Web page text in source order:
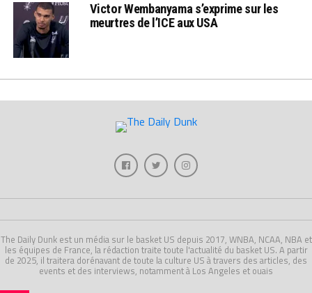
Victor Wembanyama s’exprime sur les
meurtres de l’ICE aux USA
The Daily Dunk est un média sur le basket US depuis 2017, WNBA, NCAA, NBA et
les équipes de France, la rédaction traite toute l'actualité du basket US. A partir
de 2025, il traitera dorénavant de toute la culture US à travers des articles, des
events et des interviews, notamment à Los Angeles et ouais